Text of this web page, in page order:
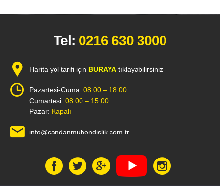
Tel: 0216 630 3000
Harita yol tarifi için BURAYA tıklayabilirsiniz
Pazartesi-Cuma: 08:00 – 18:00
Cumartesi: 08:00 – 15:00
Pazar: Kapalı
info@candanmuhendislik.com.tr